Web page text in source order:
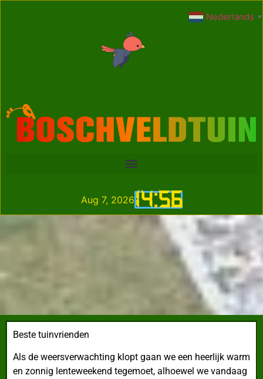
14:56
Aug 7, 2026
Beste tuinvrienden
Als de weersverwachting klopt gaan we een heerlijk warm
en zonnig lenteweekend tegemoet, alhoewel we vandaag
Nederlands ▼